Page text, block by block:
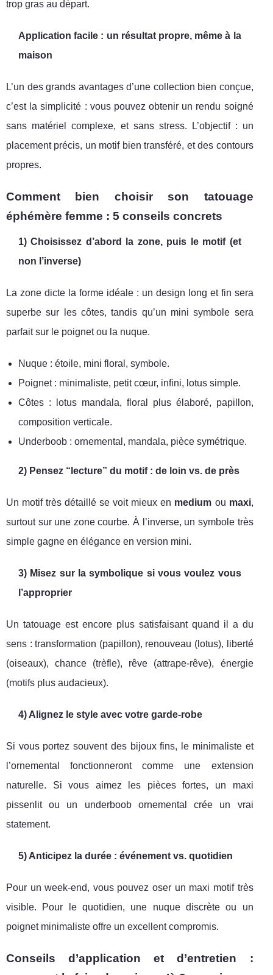
trop gras au départ.
Application facile : un résultat propre, même à la
maison
L’un des grands avantages d’une collection bien conçue,
c’est la simplicité : vous pouvez obtenir un rendu soigné
sans matériel complexe, et sans stress. L’objectif : un
placement précis, un motif bien transféré, et des contours
propres.
Comment bien choisir son tatouage
éphémère femme : 5 conseils concrets
1) Choisissez d’abord la zone, puis le motif (et
non l’inverse)
La zone dicte la forme idéale : un design long et fin sera
superbe sur les côtes, tandis qu’un mini symbole sera
parfait sur le poignet ou la nuque.
Nuque : étoile, mini floral, symbole.
Poignet : minimaliste, petit cœur, infini, lotus simple.
Côtes : lotus mandala, floral plus élaboré, papillon,
composition verticale.
Underboob : ornemental, mandala, pièce symétrique.
2) Pensez “lecture” du motif : de loin vs. de près
Un motif très détaillé se voit mieux en medium ou maxi,
surtout sur une zone courbe. À l’inverse, un symbole très
simple gagne en élégance en version mini.
3) Misez sur la symbolique si vous voulez vous
l’approprier
Un tatouage est encore plus satisfaisant quand il a du
sens : transformation (papillon), renouveau (lotus), liberté
(oiseaux), chance (trèfle), rêve (attrape-rêve), énergie
(motifs plus audacieux).
4) Alignez le style avec votre garde-robe
Si vous portez souvent des bijoux fins, le minimaliste et
l’ornemental fonctionneront comme une extension
naturelle. Si vous aimez les pièces fortes, un maxi
pissenlit ou un underboob ornemental crée un vrai
statement.
5) Anticipez la durée : événement vs. quotidien
Pour un week-end, vous pouvez oser un maxi motif très
visible. Pour le quotidien, une nuque discrète ou un
poignet minimaliste offre un excellent compromis.
Conseils d’application et d’entretien :